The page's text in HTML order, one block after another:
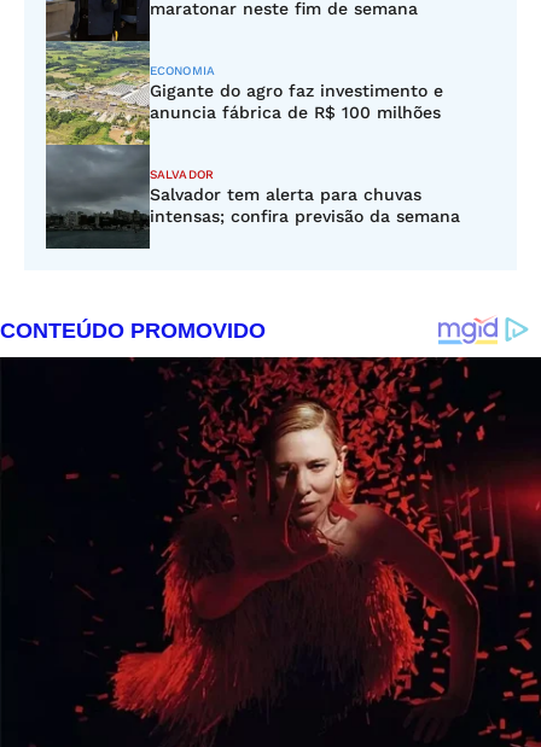
maratonar neste fim de semana
ECONOMIA
Gigante do agro faz investimento e
anuncia fábrica de R$ 100 milhões
SALVADOR
Salvador tem alerta para chuvas
intensas; confira previsão da semana